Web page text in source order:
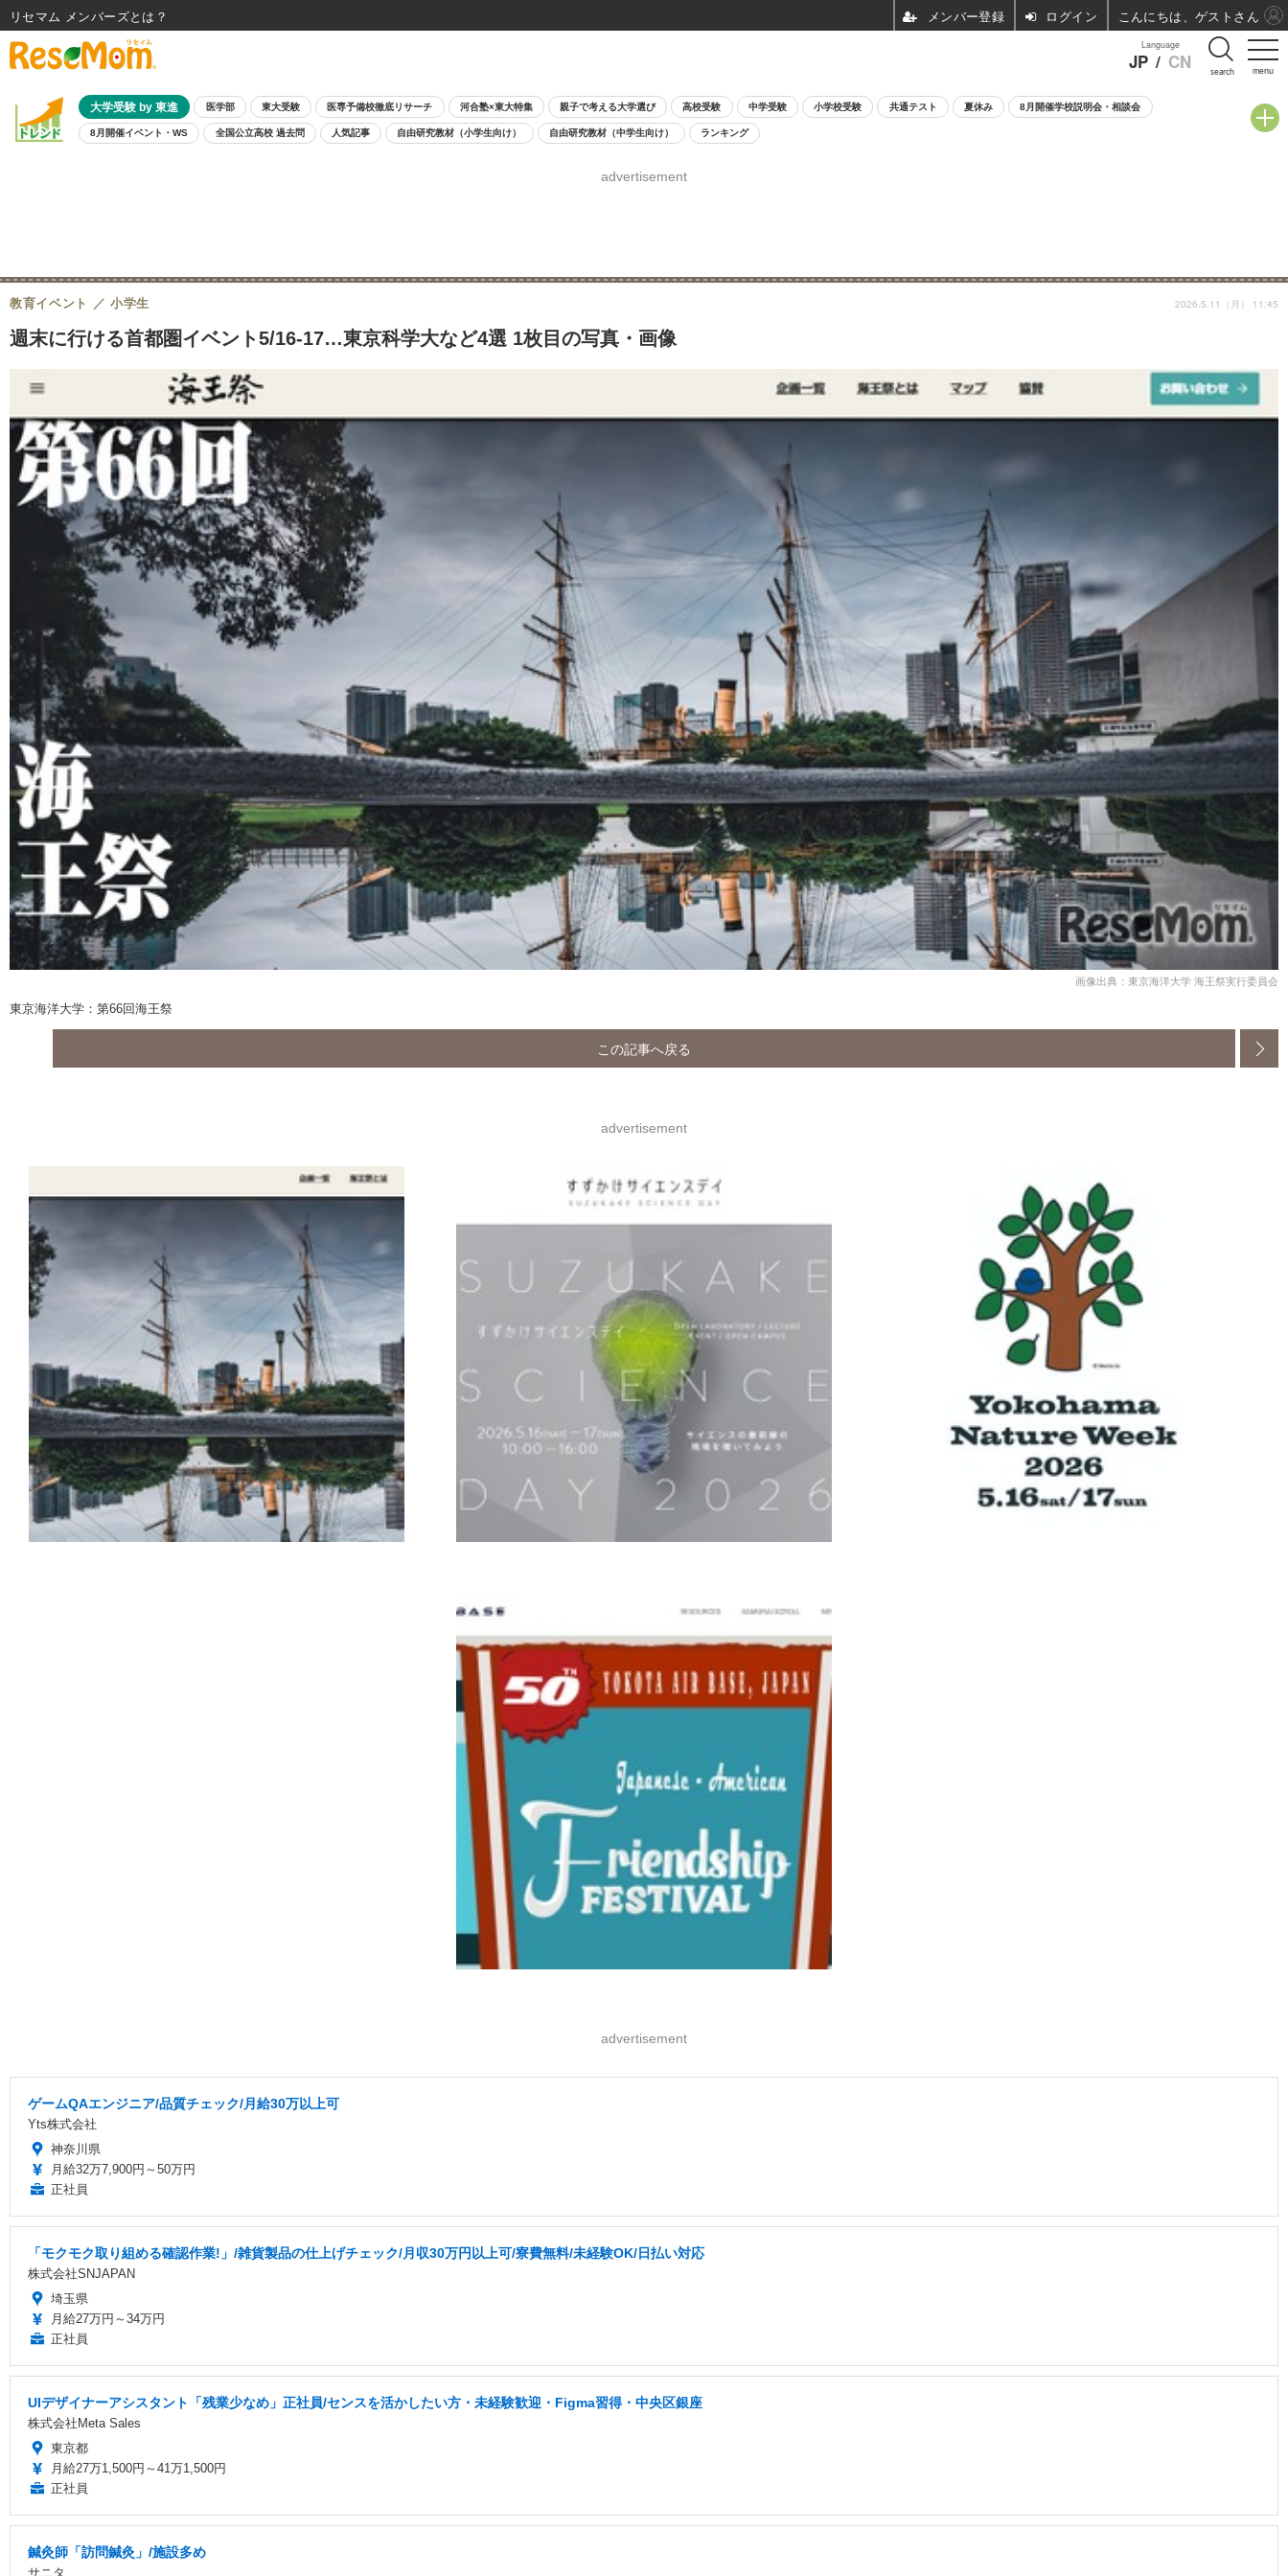
menu
Language
JP / CN search
大学受験 by 東進 医学部 東大受験 医専予備校徹底リサーチ 河合塾×東大特集 親子で考える大学選び 高校受験 中学受験 小学校受験 共通テスト 夏休み 8月開催学校説明会・相談会
8月開催イベント・WS 全国公立高校 過去問 人気記事 自由研究教材（小学生向け） 自由研究教材（中学生向け） ランキング
advertisement
週末に行ける首都圏イベント5/16-17…東京科学大など4選 1枚目の写真・画像
教育イベント 小学生 2026.5.11（月） 11:45
画像出典：東京海洋大学 海王祭実行委員会
東京海洋大学：第66回海王祭
この記事へ戻る
advertisement
advertisement
ゲームQAエンジニア/品質チェック/月給30万以上可
Yts株式会社
神奈川県
月給32万7,900円～50万円
正社員
「モクモク取り組める確認作業!」/雑貨製品の仕上げチェック/月収30万円以上可/寮費無料/未経験OK/日払い対応
株式会社SNJAPAN
埼玉県
月給27万円～34万円
正社員
UIデザイナーアシスタント「残業少なめ」正社員/センスを活かしたい方・未経験歓迎・Figma習得・中央区銀座
株式会社Meta Sales
東京都
月給27万1,500円～41万1,500円
正社員
鍼灸師「訪問鍼灸」/施設多め
サニタ
リセマム メンバーズ ログイン こんにちは、ゲストさん